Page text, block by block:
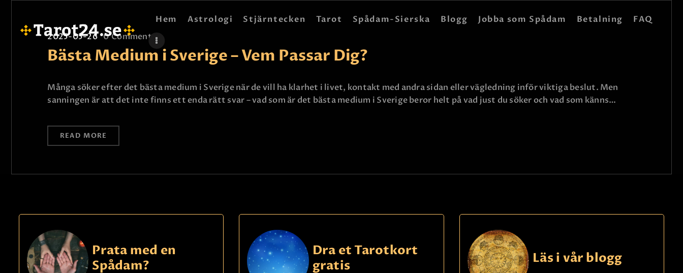
Hem Astrologi Stjärntecken Tarot Spådam-Sierska Blogg Jobba som Spådam Betalning FAQ
HEM
STJÄRNTECKEN
TAROT
FAQ
KONTAKTA OSS
2025-05-26 0 Comments
Bästa Medium i Sverige – Vem Passar Dig?
Många söker efter det bästa medium i Sverige när de vill ha klarhet i livet, kontakt med andra sidan eller vägledning inför viktiga beslut. Men
sanningen är att det inte finns ett enda rätt svar – vad som är det bästa medium i Sverige beror helt på vad just du söker och vad som känns…
READ MORE
Prata med en
Spådam?
Dra et Tarotkort
gratis
Läs i vår blogg